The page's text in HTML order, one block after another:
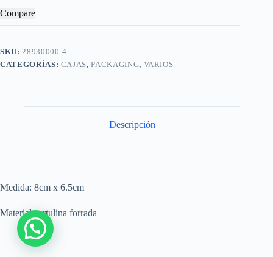
Compare
SKU: 28930000-4
CATEGORÍAS: CAJAS,PACKAGING, VARIOS
Descripción
Medida: 8cm x 6.5cm
Material cartulina forrada